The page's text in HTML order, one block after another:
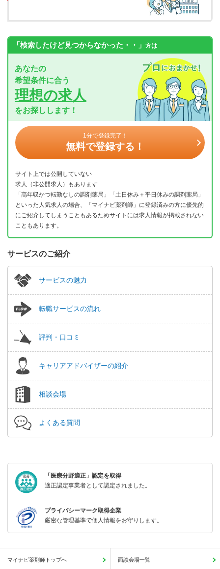
「検索したけど見つからなかった・・」 方は
あなたの
希望条件に合う
理想の求人
をお探しします！
1分で登録完了！
無料で登録する！
サイト上では公開していない
求人（非公開求人）もあります
「高年収かつ転勤なしの調剤薬局」「土日休み＋平日休みの調剤薬局」
といった人気求人の場合、「マイナビ薬剤師」に登録済みの方に優先的
にご紹介してしまうこともあるためサイトには求人情報が掲載されない
こともあります。
サービスのご紹介
サービスの魅力
転職サービスの流れ
評判・口コミ
キャリアアドバイザーの紹介
相談会場
よくある質問
「医療分野適正」認定を取得
適正認定事業者として認定されました。
プライバシーマーク取得企業
厳密な管理基準で個人情報をお守りします。
マイナビ薬剤師トップへ 面談会場一覧